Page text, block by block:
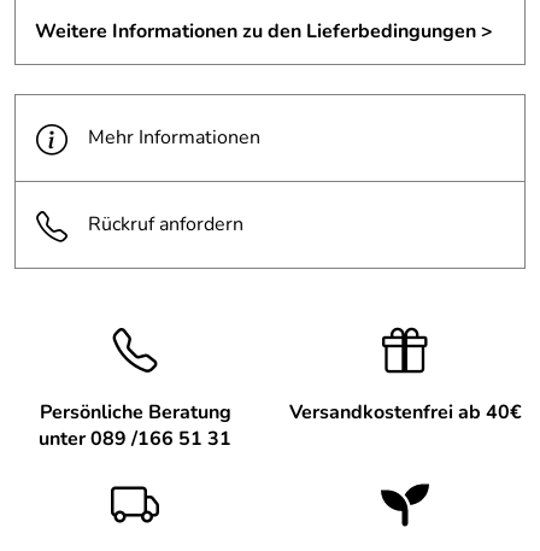
Weitere Informationen zu den Lieferbedingungen >
Mehr Informationen
Rückruf anfordern
Persönliche Beratung
unter 089 /166 51 31
Versandkostenfrei ab 40€